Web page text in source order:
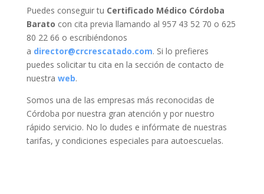
Puedes conseguir tu Certificado Médico Córdoba
Barato con cita previa llamando al 957 43 52 70 o 625
80 22 66 o escribiéndonos
a director@crcrescatado.com. Si lo prefieres
puedes solicitar tu cita en la sección de contacto de
nuestra web.
Somos una de las empresas más reconocidas de
Córdoba por nuestra gran atención y por nuestro
rápido servicio. No lo dudes e infórmate de nuestras
tarifas, y condiciones especiales para autoescuelas.